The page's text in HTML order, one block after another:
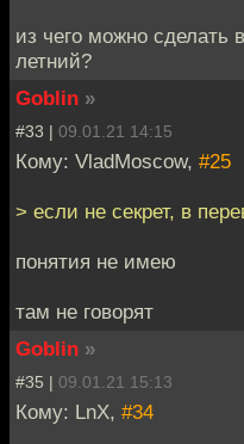
из чего можно сделать
летний?
Goblin »
#33 | 09.01.21 14:15
Кому: VladMoscow, #25
> если не секрет, в
понятия не имею
там не говорят
Goblin »
#35 | 09.01.21 15:13
Кому: LnX, #34